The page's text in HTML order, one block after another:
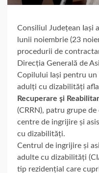
Consiliul Județean Iași
lunii noiembrie (23
procedurii de
Direcția Generală de
Copilului Iași pentru un
adulți cu dizabilități
Recuperare şi
(CRRN), patru grupe
centre de ingrijire și
cu dizabilități.
Centrul de ingrijire și
adulte cu dizabilități
tip rezidențial care